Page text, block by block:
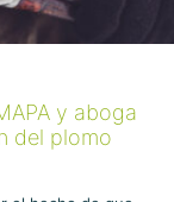
y aboga
del plomo